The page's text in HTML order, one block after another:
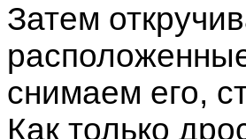
Затем
снимаем его,
Как только